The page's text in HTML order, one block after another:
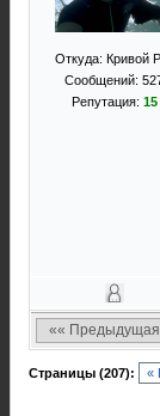
Откуда: Кривой
Сообщений:
Репутация: 15
«« Предыдущая
Страницы (207): «